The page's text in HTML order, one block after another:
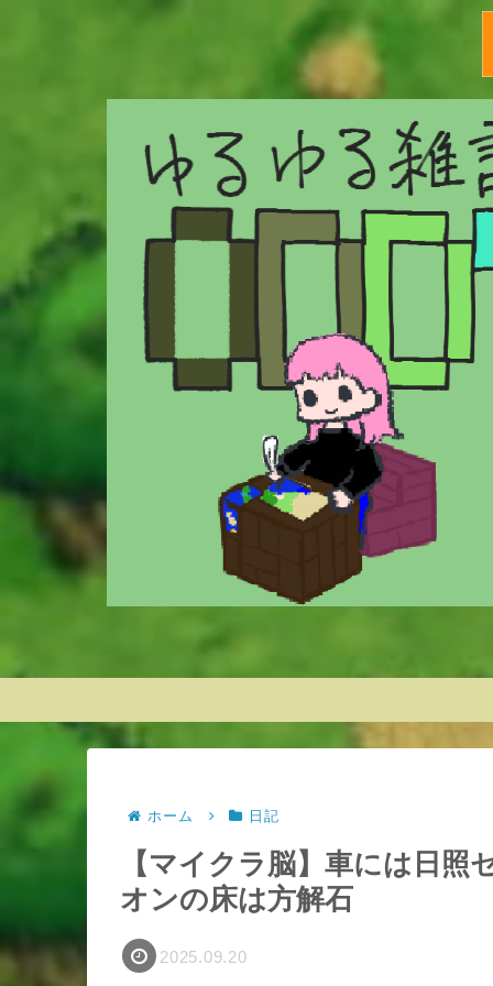
ホーム 日記
【マイクラ脳】車には日
オンの床は方解石
2025.09.20